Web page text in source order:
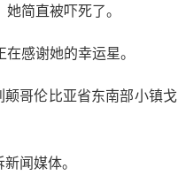
简直被吓死了。
感谢她的幸运星。
颠哥伦比亚省东南部小镇戈
闻媒体。